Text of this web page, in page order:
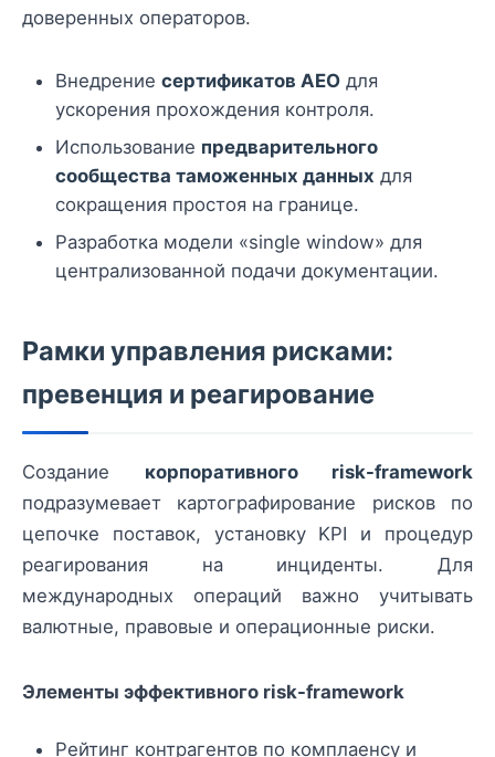
доверенных операторов.
Внедрение сертификатов AEO для
ускорения прохождения контроля.
Использование предварительного
сообщества таможенных данных для
сокращения простоя на границе.
Разработка модели «single window» для
централизованной подачи документации.
Рамки управления рисками:
превенция и реагирование
Создание корпоративного risk-framework
подразумевает картографирование рисков по
цепочке поставок, установку KPI и процедур
реагирования на инциденты. Для
международных операций важно учитывать
валютные, правовые и операционные риски.
Элементы эффективного risk-framework
Рейтинг контрагентов по комплаенсу и